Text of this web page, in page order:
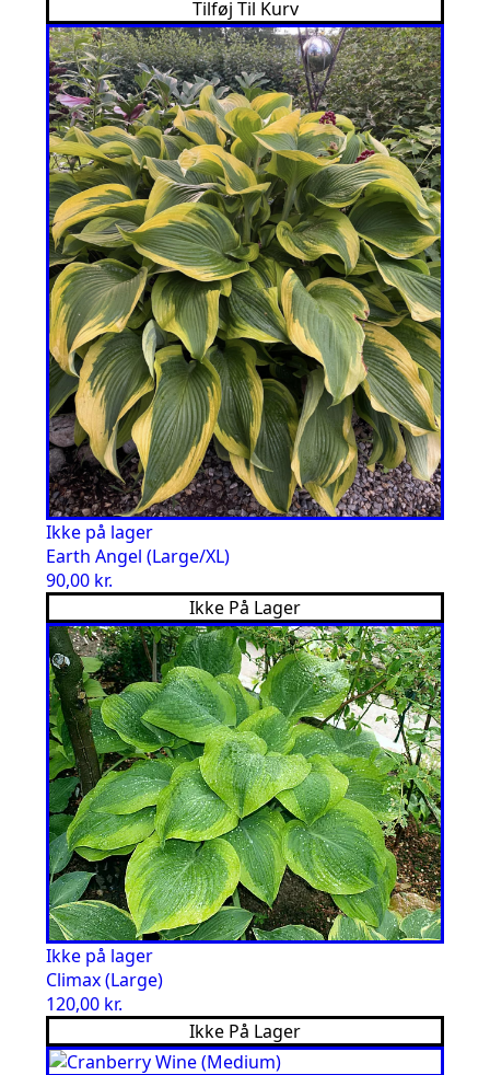
Tilføj Til Kurv
Ikke på lager
Earth Angel (Large/XL)
90,00 kr.
Ikke På Lager
Ikke på lager
Climax (Large)
120,00 kr.
Ikke På Lager